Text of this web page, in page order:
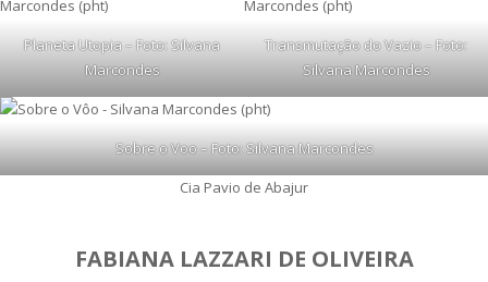
Planeta Utopia – Foto: Silvana
Marcondes
Transmutação do Vazio – Foto:
Silvana Marcondes
Sobre o Voo – Foto: Silvana Marcondes
Cia Pavio de Abajur
FABIANA LAZZARI DE OLIVEIRA